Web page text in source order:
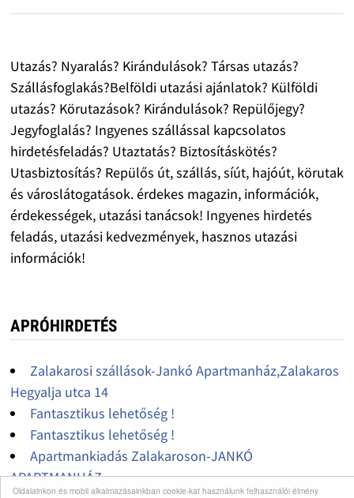
Oldalainkon és mobil alkalmazásainkban cookie-kat használunk felhasználói élmény
Utazás? Nyaralás? Kirándulások? Társas utazás?
Szállásfoglakás?Belföldi utazási ajánlatok? Külföldi
utazás? Körutazások? Kirándulások? Repülőjegy?
Jegyfoglalás? Ingyenes szállással kapcsolatos
hirdetésfeladás? Utaztatás? Biztosításkötés?
Utasbiztosítás? Repülős út, szállás, síút, hajóút, körutak
és városlátogatások. érdekes magazin, információk,
érdekességek, utazási tanácsok! Ingyenes hirdetés
feladás, utazási kedvezmények, hasznos utazási
információk!
APRÓHIRDETÉS
Zalakarosi szállások-Jankó Apartmanház,Zalakaros
Hegyalja utca 14
Fantasztikus lehetőség !
Fantasztikus lehetőség !
Apartmankiadás Zalakaroson-JANKÓ
APARTMANHÁZ